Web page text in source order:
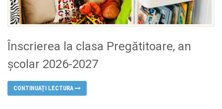
Înscrierea la clasa Pregătitoare, an
școlar 2026-2027
CONTINUAȚI LECTURA